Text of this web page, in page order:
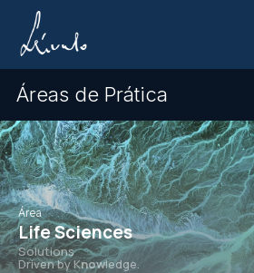
Áreas de Prática
Área
Life Sciences
Solutions
Driven by Knowledge.